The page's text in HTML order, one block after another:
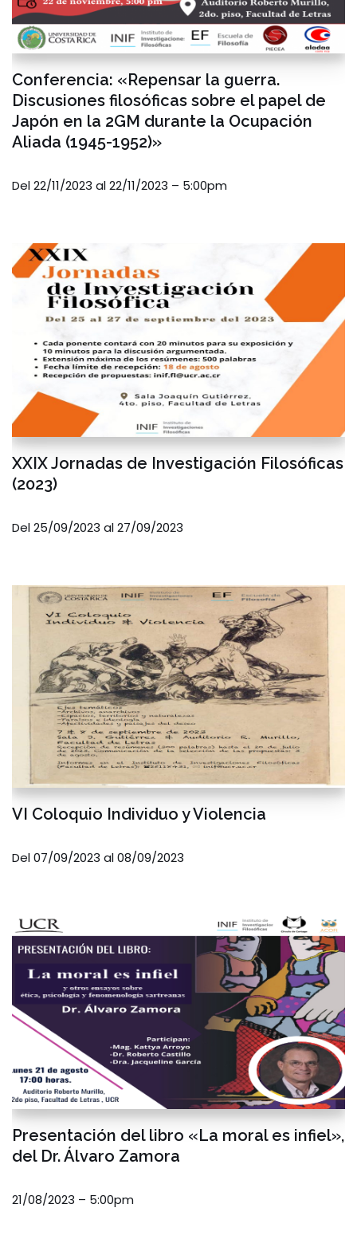
Conferencia: «Repensar la guerra.
Discusiones filosóficas sobre el papel de
Japón en la 2GM durante la Ocupación
Aliada (1945-1952)»
Del 22/11/2023 al 22/11/2023 – 5:00pm
XXIX Jornadas de Investigación Filosóficas
(2023)
Del 25/09/2023 al 27/09/2023
VI Coloquio Individuo y Violencia
Del 07/09/2023 al 08/09/2023
Presentación del libro «La moral es infiel»,
del Dr. Álvaro Zamora
21/08/2023 – 5:00pm